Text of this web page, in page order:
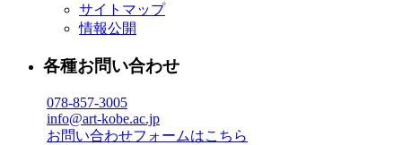
サイトマップ
情報公開
各種お問い合わせ
078-857-3005
info@art-kobe.ac.jp
お問い合わせフォームはこちら